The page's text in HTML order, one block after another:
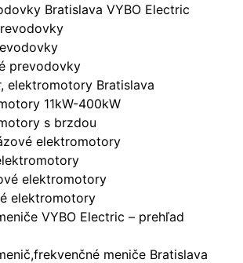
Bratislava VYBO Electric
prevodovky
elektromotory Bratislava
11kW-400kW
s brzdou
elektromotory
elektromotory
elektromotory
VYBO Electric – prehľad
meniče Bratislava